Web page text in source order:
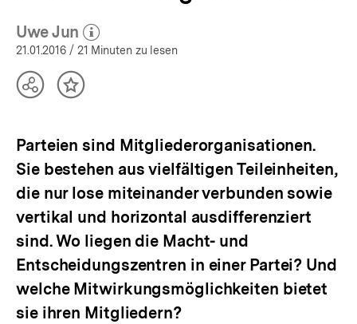
Uwe Jun
(Mehr zum Autor)
öffnen
21.01.2016 / 21 Minuten zu lesen
TeilenInhalt
Parteien sind Mitgliederorganisationen.
Sie bestehen aus vielfältigen Teileinheiten,
die nur lose miteinander verbunden sowie
vertikal und horizontal ausdifferenziert
sind. Wo liegen die Macht- und
Entscheidungszentren in einer Partei? Und
welche Mitwirkungsmöglichkeiten bietet
sie ihren Mitgliedern?